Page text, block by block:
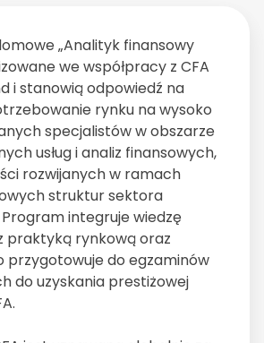
„Analityk finansowy
we współpracy z CFA
i stanowią odpowiedź na
rynku na wysoko
specjalistów w obszarze
usług i analiz finansowych,
rozwijanych w ramach
struktur sektora
integruje wiedzę
praktyką rynkową oraz
przygotowuje do egzaminów
do uzyskania prestiżowej